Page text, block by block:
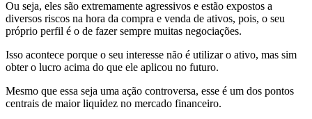
Ou seja, eles são extremamente agressivos e estão expostos a
diversos riscos na hora da compra e venda de ativos, pois, o seu
próprio perfil é o de fazer sempre muitas negociações.
Isso acontece porque o seu interesse não é utilizar o ativo, mas sim
obter o lucro acima do que ele aplicou no futuro.
Mesmo que essa seja uma ação controversa, esse é um dos pontos
centrais de maior liquidez no mercado financeiro.